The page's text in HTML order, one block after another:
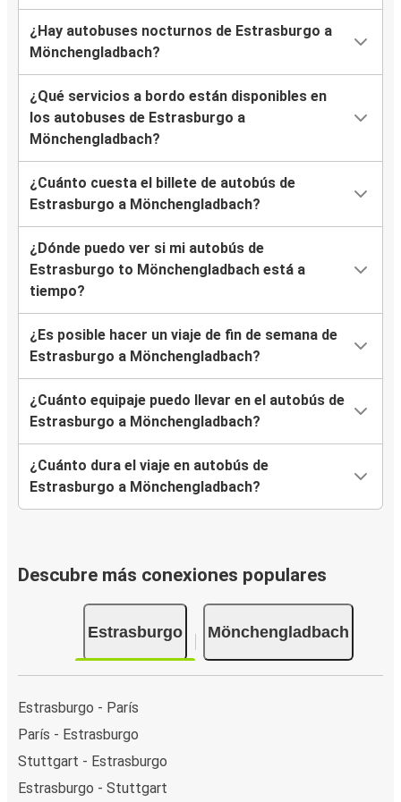
¿Hay autobuses nocturnos de Estrasburgo a
Mönchengladbach?
¿Qué servicios a bordo están disponibles en
los autobuses de Estrasburgo a
Mönchengladbach?
¿Cuánto cuesta el billete de autobús de
Estrasburgo a Mönchengladbach?
¿Dónde puedo ver si mi autobús de
Estrasburgo to Mönchengladbach está a
tiempo?
¿Es posible hacer un viaje de fin de semana de
Estrasburgo a Mönchengladbach?
¿Cuánto equipaje puedo llevar en el autobús de
Estrasburgo a Mönchengladbach?
¿Cuánto dura el viaje en autobús de
Estrasburgo a Mönchengladbach?
Descubre más conexiones populares
Estrasburgo Mönchengladbach
Estrasburgo - París
París - Estrasburgo
Stuttgart - Estrasburgo
Estrasburgo - Stuttgart